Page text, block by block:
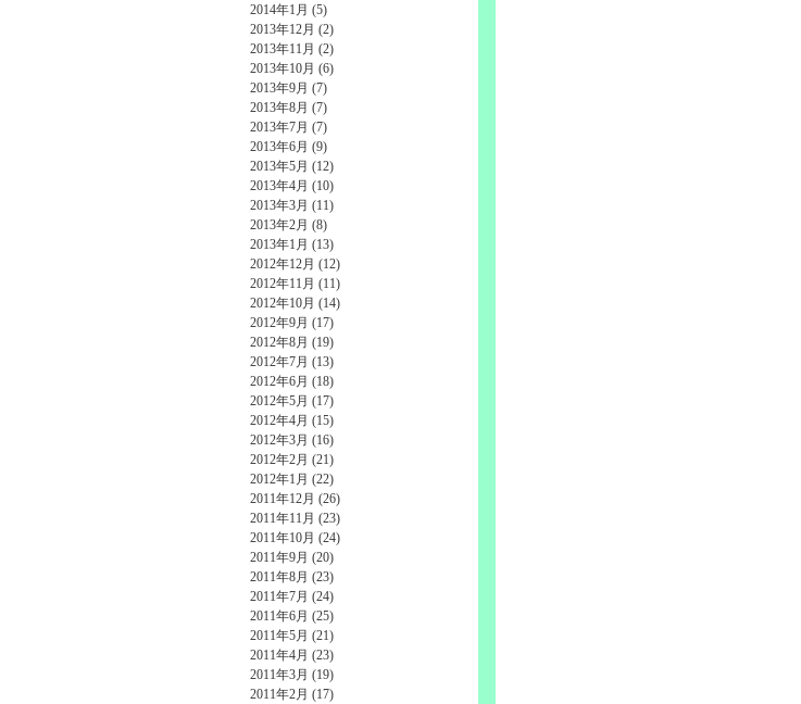
2014年1月 (5)
2013年12月 (2)
2013年11月 (2)
2013年10月 (6)
2013年9月 (7)
2013年8月 (7)
2013年7月 (7)
2013年6月 (9)
2013年5月 (12)
2013年4月 (10)
2013年3月 (11)
2013年2月 (8)
2013年1月 (13)
2012年12月 (12)
2012年11月 (11)
2012年10月 (14)
2012年9月 (17)
2012年8月 (19)
2012年7月 (13)
2012年6月 (18)
2012年5月 (17)
2012年4月 (15)
2012年3月 (16)
2012年2月 (21)
2012年1月 (22)
2011年12月 (26)
2011年11月 (23)
2011年10月 (24)
2011年9月 (20)
2011年8月 (23)
2011年7月 (24)
2011年6月 (25)
2011年5月 (21)
2011年4月 (23)
2011年3月 (19)
2011年2月 (17)